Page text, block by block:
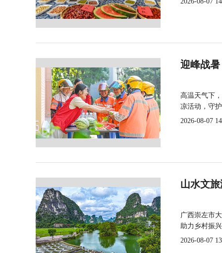
迎峰战
高温天气下
凉活动，守
2026-08-07
山水文
广西崇左市
助力乡村振
2026-08-07